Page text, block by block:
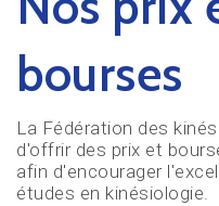
bourses
La Fédération des
d'offrir des prix et
afin d'encourager
études en kinésiologie.